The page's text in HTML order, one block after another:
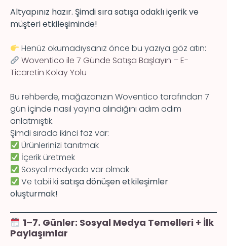
Altyapınız hazır. Şimdi sıra satışa odaklı içerik ve
müşteri etkileşiminde!
Henüz okumadıysanız önce bu yazıya göz atın:
Woventico ile 7 Günde Satışa Başlayın – E-
Ticaretin Kolay Yolu
Bu rehberde, mağazanızın Woventico tarafından 7
gün içinde nasıl yayına alındığını adım adım
anlatmıştık.
Şimdi sırada ikinci faz var:
Ürünlerinizi tanıtmak
İçerik üretmek
Sosyal medyada var olmak
Ve tabii kisatışa dönüşen etkileşimler
oluşturmak!
1–7. Günler: Sosyal Medya Temelleri + İlk
Paylaşımlar